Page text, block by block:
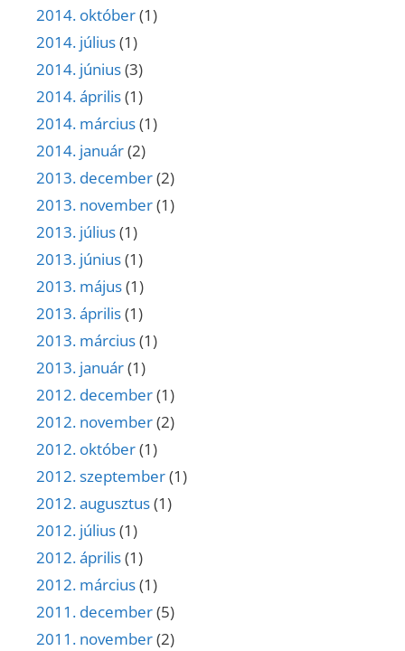
2014. október(1)
2014. július(1)
2014. június(3)
2014. április(1)
2014. március(1)
2014. január(2)
2013. december(2)
2013. november(1)
2013. július(1)
2013. június(1)
2013. május(1)
2013. április(1)
2013. március(1)
2013. január(1)
2012. december(1)
2012. november(2)
2012. október(1)
2012. szeptember(1)
2012. augusztus(1)
2012. július(1)
2012. április(1)
2012. március(1)
2011. december(5)
2011. november(2)